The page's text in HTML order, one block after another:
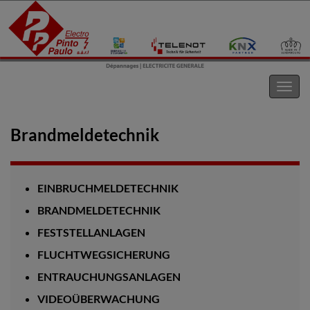
Brandmeldetechnik
EINBRUCHMELDETECHNIK
BRANDMELDETECHNIK
FESTSTELLANLAGEN
FLUCHTWEGSICHERUNG
ENTRAUCHUNGSANLAGEN
VIDEOÜBERWACHUNG